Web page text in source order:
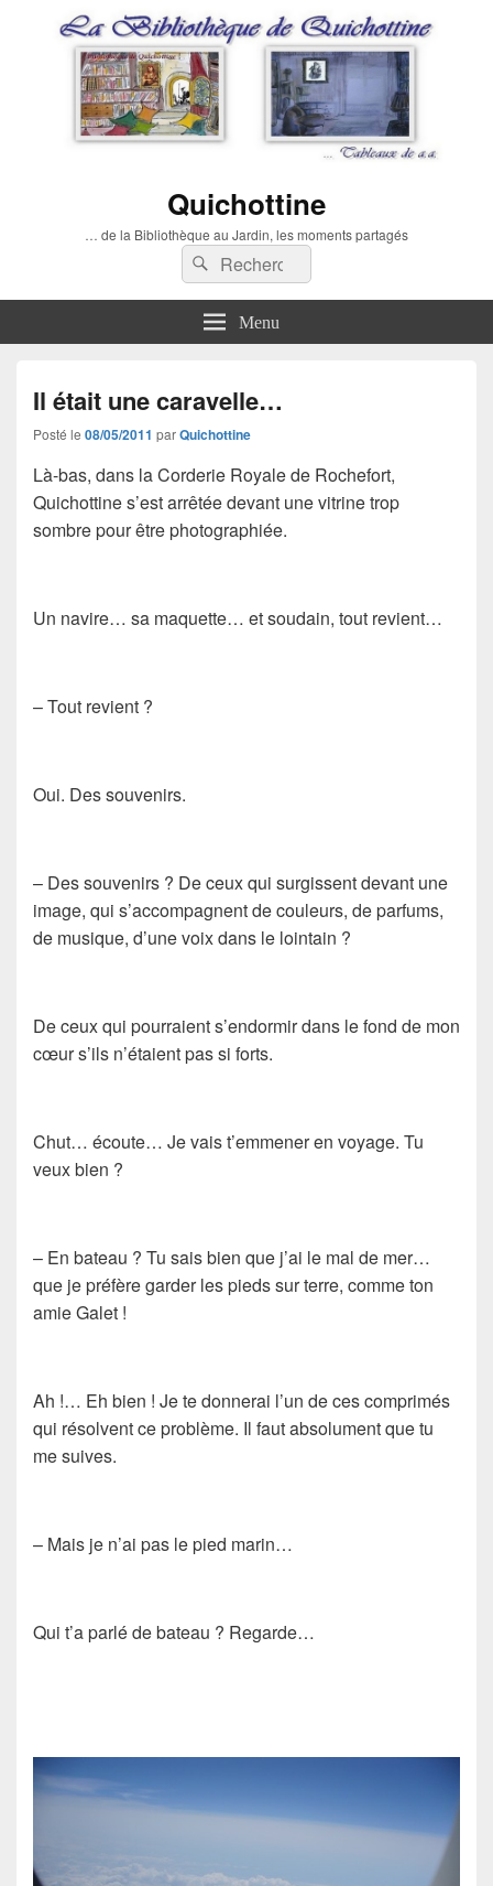
Quichottine
… de la Bibliothèque au Jardin, les moments partagés
Recherche :
Rechercher
Menu
Il était une caravelle…
Posté le 08/05/2011 parQuichottine
Là-bas, dans la Corderie Royale de Rochefort,
Quichottine s’est arrêtée devant une vitrine trop
sombre pour être photographiée.
Un navire… sa maquette… et soudain, tout revient…
– Tout revient ?
Oui. Des souvenirs.
– Des souvenirs ? De ceux qui surgissent devant une
image, qui s’accompagnent de couleurs, de parfums,
de musique, d’une voix dans le lointain ?
De ceux qui pourraient s’endormir dans le fond de mon
cœur s’ils n’étaient pas si forts.
Chut… écoute… Je vais t’emmener en voyage. Tu
veux bien ?
– En bateau ? Tu sais bien que j’ai le mal de mer…
que je préfère garder les pieds sur terre, comme ton
amie Galet !
Ah !… Eh bien ! Je te donnerai l’un de ces comprimés
qui résolvent ce problème. Il faut absolument que tu
me suives.
– Mais je n’ai pas le pied marin…
Qui t’a parlé de bateau ? Regarde…